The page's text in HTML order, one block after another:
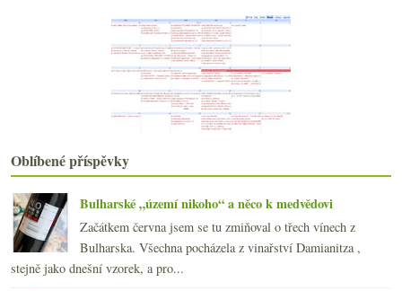
Metro vinná mapa, Matt Kramer nejen o vinném vzděl...
Pinotová seance v Bořeticích (část II. – Francie a...
Pinotová seance v Bořeticích (část I. – především ČR)
Moravský raně podzimní fotodeníček
► července (15)
►června(23)
►května(23)
► dubna
►března
února
ledna
Oblíbené příspěvky
Bulharské „území nikoho“ a něco k medvědovi
Začátkem června jsem se tu zmiňoval o třech vínech z
Bulharska. Všechna pocházela z vinařství Damianitza ,
stejně jako dnešní vzorek, a pro...